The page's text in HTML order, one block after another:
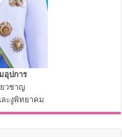
อุปการ
ยวชาญ
ละงูพิทยาคม